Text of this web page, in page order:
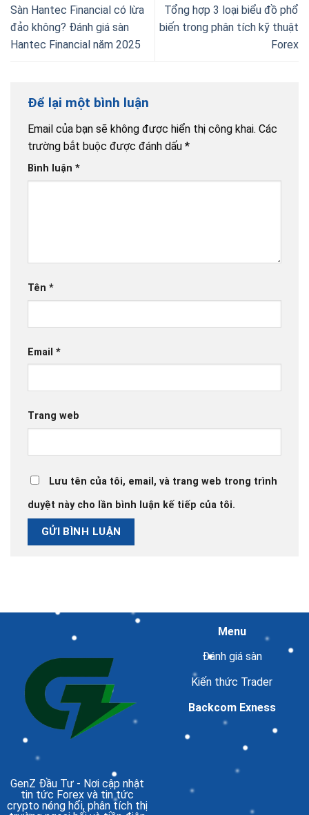
Sàn Hantec Financial có lừa
đảo không? Đánh giá sàn
Hantec Financial năm 2025
Tổng hợp 3 loại biểu đồ phổ
biến trong phân tích kỹ thuật
Forex
Để lại một bình luận
Email của bạn sẽ không được hiển thị công khai. Các
trường bắt buộc được đánh dấu *
Bình luận *
Tên *
Email *
Trang web
Lưu tên của tôi, email, và trang web trong trình
duyệt này cho lần bình luận kế tiếp của tôi.
GenZ Đầu Tư - Nơi cập nhật
tin tức Forex và tin tức
crypto nóng hổi, phân tích thị
Menu
Đánh giá sàn
Kiến thức Trader
Backcom Exness